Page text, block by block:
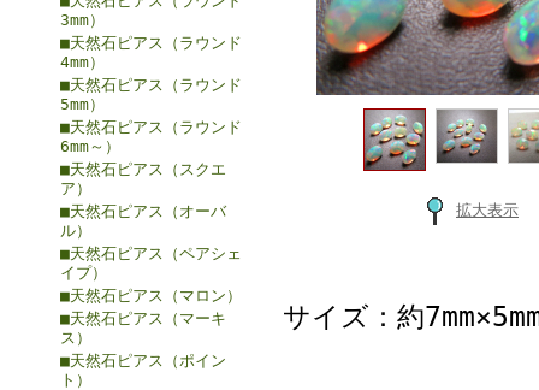
3mm）
■天然石ピアス（ラウンド
4mm）
■天然石ピアス（ラウンド
5mm）
■天然石ピアス（ラウンド
6mm～）
■天然石ピアス（スクエ
ア）
■天然石ピアス（オーバ
ル）
■天然石ピアス（ペアシェ
イプ）
■天然石ピアス（マロン）
■天然石ピアス（マーキ
ス）
■天然石ピアス（ポイン
ト）
拡大表示
サイズ：約